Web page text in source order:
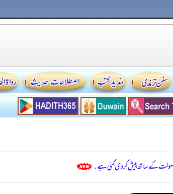
سہولت کے ساتھ پیش کر دی گئی ہے۔